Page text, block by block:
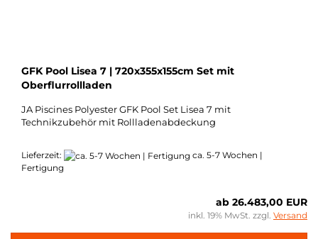
GFK Pool Lisea 7 | 720x355x155cm Set mit
Oberflurrollladen
JA Piscines Polyester GFK Pool Set Lisea 7 mit
Technikzubehör mit Rollladenabdeckung
Lieferzeit:
ca. 5-7 Wochen |
Fertigung
ab 26.483,00 EUR
inkl. 19% MwSt. zzgl. Versand